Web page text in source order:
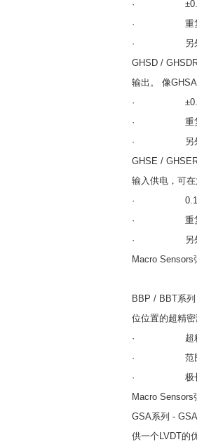
· ±0.05范
· 重复性
· 另外，在
GHSD /
输出。 像
· ±0.02预校
· 重复性
· 另外，在
GHSE /
输入供电，可
· 0.10预校
· 重复性
· 另外，在
Macro Sensors
BBP / BBT系
位位置的超精
· 超精密装
· 范围从
· 极长;
Macro Sensors
GSA系列 -
供一个LVDT的